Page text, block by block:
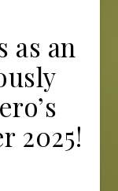
as an
2025!